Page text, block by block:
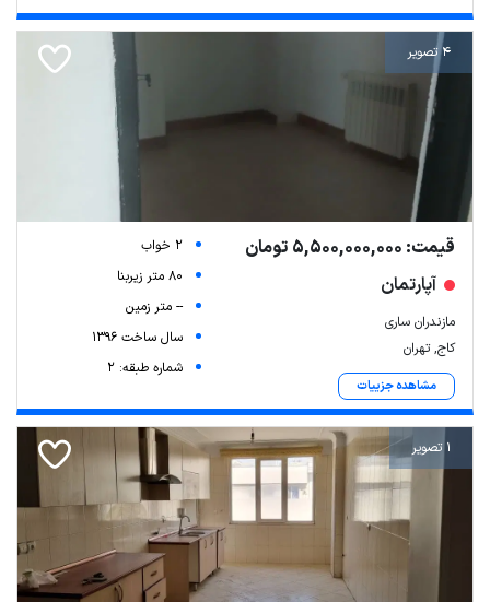
4 تصویر
قیمت: 5,500,000,000 تومان
آپارتمان
مازندران ساری
کاج, تهران
مشاهده جزییات
2 خواب
80 متر زیربنا
-- متر زمین
سال ساخت 1396
شماره طبقه: 2
1 تصویر